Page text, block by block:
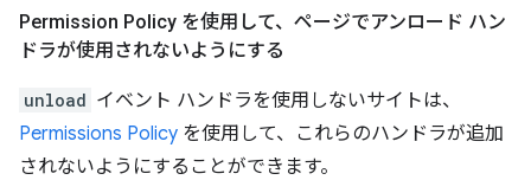
Permission Policy を使用して、ページでアンロード ハン
ドラが使用されないようにする
unload イベント ハンドラを使用しないサイトは、
Permissions Policy を使用して、これらのハンドラが追加
されないようにすることができます。